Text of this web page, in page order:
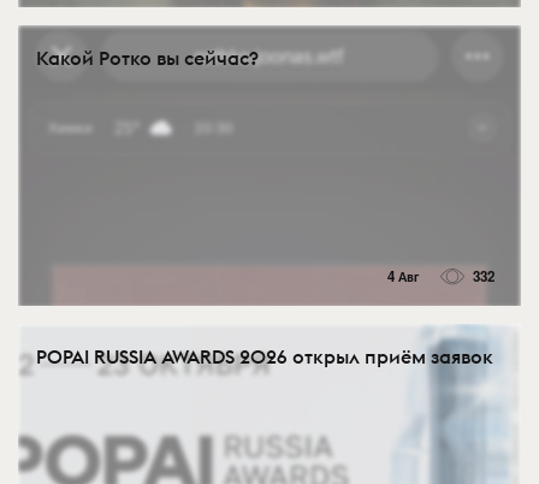
Какой Ротко вы сейчас?
4 Авг 332
POPAI RUSSIA AWARDS 2026 открыл приём заявок